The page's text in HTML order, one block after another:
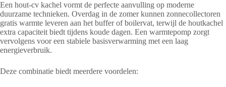
Een hout-cv kachel vormt de perfecte aanvulling op moderne
duurzame technieken. Overdag in de zomer kunnen zonnecollectoren
gratis warmte leveren aan het buffer of boilervat, terwijl de houtkachel
extra capaciteit biedt tijdens koude dagen. Een warmtepomp zorgt
vervolgens voor een stabiele basisverwarming met een laag
energieverbruik.
Deze combinatie biedt meerdere voordelen: